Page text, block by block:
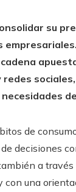
su
de
decisiones
a
una